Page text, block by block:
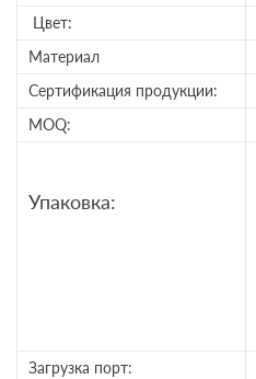
Цвет:
Материал
Сертификация продукции:
MOQ:
Упаковка:
Загрузка порт: